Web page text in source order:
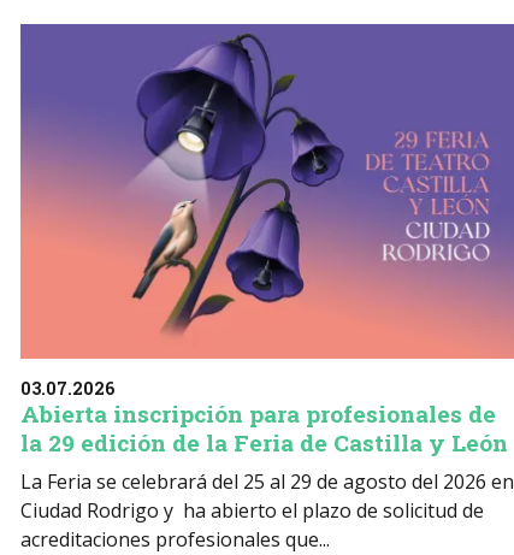
03.07.2026
Abierta inscripción para profesionales de
la 29 edición de la Feria de Castilla y León
La Feria se celebrará del 25 al 29 de agosto del 2026 en
Ciudad Rodrigo y ha abierto el plazo de solicitud de
acreditaciones profesionales que...